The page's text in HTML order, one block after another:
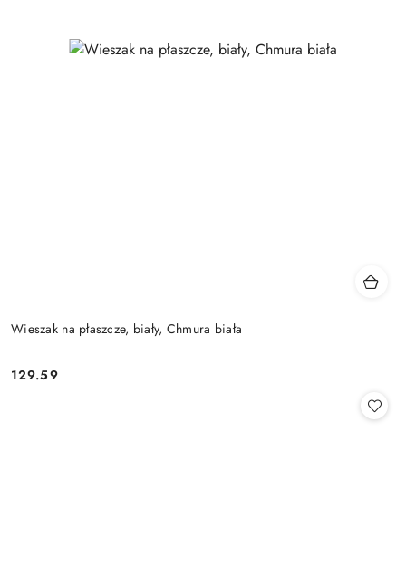
Wieszak na płaszcze, biały, Chmura biała
Cena:
129.59